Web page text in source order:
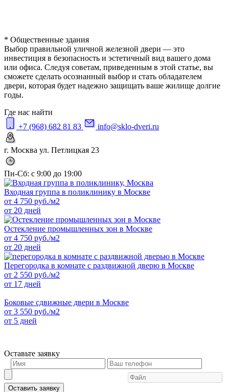
* Общественные здания
Выбор правильной уличной железной двери — это
инвестиция в безопасность и эстетичный вид вашего дома
или офиса. Следуя советам, приведенным в этой статье, вы
сможете сделать осознанный выбор и стать обладателем
двери, которая будет надежно защищать ваше жилище долгие
годы.
Где нас найти
+7 (968) 682 81 83
info@sklo-dveri.ru
г. Москва ул. Петлицкая 23
Пн-Сб: с 9:00 до 19:00
Входная группа в поликлинику в Москве
от 4 750 руб./м2
от 20 дней
Остекление промышленных зон в Москве
от 4 750 руб./м2
от 20 дней
Перегородка в комнате с раздвижной дверю в Москве
от 2 550 руб./м2
от 17 дней
Боковые сдвижные двери в Москве
от 3 550 руб./м2
от 5 дней
Оставьте заявку
Оставить заявку